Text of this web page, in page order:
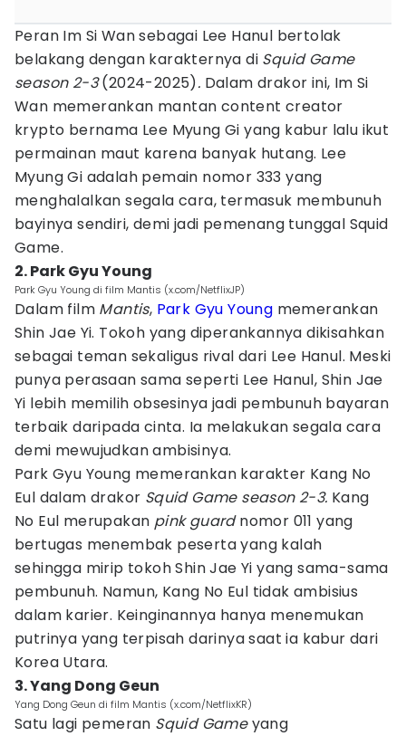
Peran Im Si Wan sebagai Lee Hanul bertolak
belakang dengan karakternya di Squid Game
season 2-3(2024-2025). Dalam drakor ini, Im Si
Wan memerankan mantan content creator
krypto bernama Lee Myung Gi yang kabur lalu ikut
permainan maut karena banyak hutang. Lee
Myung Gi adalah pemain nomor 333 yang
menghalalkan segala cara, termasuk membunuh
bayinya sendiri, demi jadi pemenang tunggal Squid
Game.
2. Park Gyu Young
Park Gyu Young di film Mantis (x.com/NetflixJP)
Dalam film Mantis, Park Gyu Young memerankan
Shin Jae Yi. Tokoh yang diperankannya dikisahkan
sebagai teman sekaligus rival dari Lee Hanul. Meski
punya perasaan sama seperti Lee Hanul, Shin Jae
Yi lebih memilih obsesinya jadi pembunuh bayaran
terbaik daripada cinta. Ia melakukan segala cara
demi mewujudkan ambisinya.
Park Gyu Young memerankan karakter Kang No
Eul dalam drakor Squid Game season 2-3. Kang
No Eul merupakan pink guardnomor 011 yang
bertugas menembak peserta yang kalah
sehingga mirip tokoh Shin Jae Yi yang sama-sama
pembunuh. Namun, Kang No Eul tidak ambisius
dalam karier. Keinginannya hanya menemukan
putrinya yang terpisah darinya saat ia kabur dari
Korea Utara.
3. Yang Dong Geun
Yang Dong Geun di film Mantis (x.com/NetflixKR)
Satu lagi pemeran Squid Gameyang